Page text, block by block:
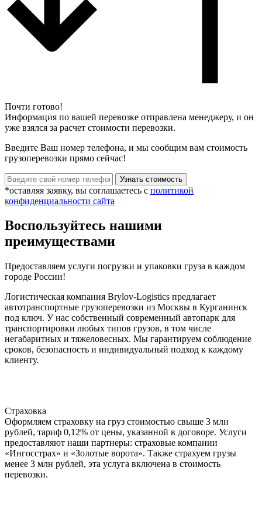
Почти готово!
Информация по вашей перевозке отправлена менеджеру, и он
уже взялся за расчет стоимости перевозки.
Введите Ваш номер телефона, и мы сообщим вам стоимость
грузоперевозки прямо сейчас!
*оставляя заявку, вы соглашаетесь с политикой
конфиденциальности сайта
Воспользуйтесь нашими
преимуществами
Предоставляем услуги погрузки и упаковки груза в каждом
городе России!
Логистическая компания Brylov-Logistics предлагает
автотранспортные грузоперевозки из Москвы в Курганинск
под ключ. У нас собственный современный автопарк для
транспортировки любых типов грузов, в том числе
негабаритных и тяжеловесных. Мы гарантируем соблюдение
сроков, безопасность и индивидуальный подход к каждому
клиенту.
Страховка
Оформляем страховку на груз стоимостью свыше 3 млн
рублей, тариф 0,12% от цены, указанной в договоре. Услуги
предоставляют наши партнеры: страховые компании
«Ингосстрах» и «Золотые ворота». Также страхуем грузы
менее 3 млн рублей, эта услуга включена в стоимость
перевозки.